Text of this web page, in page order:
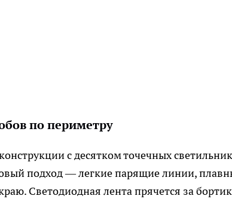
по периметру
с десятком точечных
подход — легкие парящие линии,
Светодиодная лента прячется за